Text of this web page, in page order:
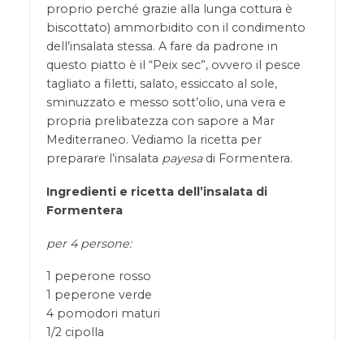
proprio perché grazie alla lunga cottura è
biscottato) ammorbidito con il condimento
dell’insalata stessa. A fare da padrone in
questo piatto è il “Peix sec”, ovvero il pesce
tagliato a filetti, salato, essiccato al sole,
sminuzzato e messo sott’olio, una vera e
propria prelibatezza con sapore a Mar
Mediterraneo. Vediamo la ricetta per
preparare l’insalata payesadi Formentera.
Ingredienti e ricetta dell’insalata di
Formentera
per 4 persone:
1 peperone rosso
1 peperone verde
4 pomodori maturi
1/2 cipolla